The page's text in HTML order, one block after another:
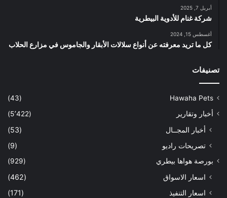
أبريل 7, 2025
شركة غنام للأدوية البيطرية
أغسطس 15, 2024
كل ما تريد معرفته عن أنواع سلالات الأبقار والجاموس في مزارع الحلاب
تصنيفات
Hawaha Pets
(43)
أخبار وتقارير
(5٬422)
أخبار المجــال
(53)
تصريحات راديو
(9)
بورصة هواها بيطري (929)
اسعار الاسواق
(462)
اسعار التنفيذ
(171)